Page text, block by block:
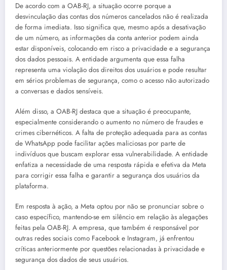
De acordo com a OAB-RJ, a situação ocorre porque a
desvinculação das contas dos números cancelados não é realizada
de forma imediata. Isso significa que, mesmo após a desativação
de um número, as informações da conta anterior podem ainda
estar disponíveis, colocando em risco a privacidade e a segurança
dos dados pessoais. A entidade argumenta que essa falha
representa uma violação dos direitos dos usuários e pode resultar
em sérios problemas de segurança, como o acesso não autorizado
a conversas e dados sensíveis.
Além disso, a OAB-RJ destaca que a situação é preocupante,
especialmente considerando o aumento no número de fraudes e
crimes cibernéticos. A falta de proteção adequada para as contas
de WhatsApp pode facilitar ações maliciosas por parte de
indivíduos que buscam explorar essa vulnerabilidade. A entidade
enfatiza a necessidade de uma resposta rápida e efetiva da Meta
para corrigir essa falha e garantir a segurança dos usuários da
plataforma.
Em resposta à ação, a Meta optou por não se pronunciar sobre o
caso específico, mantendo-se em silêncio em relação às alegações
feitas pela OAB-RJ. A empresa, que também é responsável por
outras redes sociais como Facebook e Instagram, já enfrentou
críticas anteriormente por questões relacionadas à privacidade e
segurança dos dados de seus usuários.